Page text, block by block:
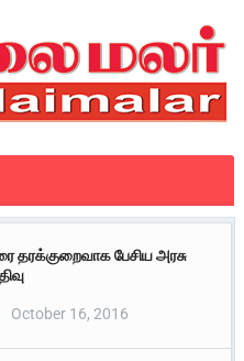
தரக்குறைவாக பேசிய அரசு
October 16, 2016